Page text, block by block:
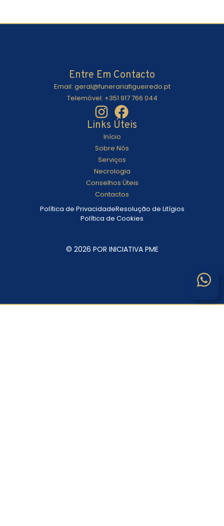
Links Úteis
Início
Sobre Nós
Serviços
Necrologia
Conselhos Úteis
Contactos
Entre Em Contacto
Email: geral@funerariafigueiredo.pt
Telemóvel: +351 917 766 044
© 2026 POR INICIATIVA PME
Política de PrivacidadeResolução de Litígios
Política de Cookies